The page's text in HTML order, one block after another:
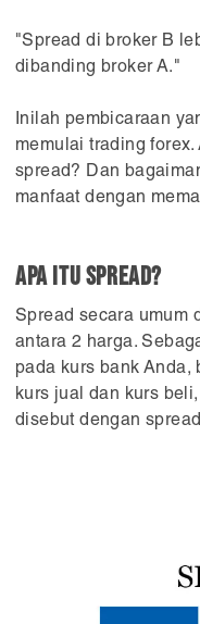
"Spread di broker B
dibanding broker A."
Inilah pembicaraan
memulai trading
spread? Dan
manfaat dengan
APA ITU SPREAD?
Spread secara umum
antara 2 harga.
pada kurs bank Anda,
kurs jual dan kurs
disebut dengan